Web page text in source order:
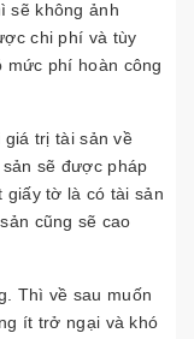
sẽ không ảnh
chi phí và tùy
mức phí hoàn công
trị tài sản về
sẽ được pháp
giấy tờ là có tài sản
cũng sẽ cao
Thì về sau muốn
ít trở ngại và khó